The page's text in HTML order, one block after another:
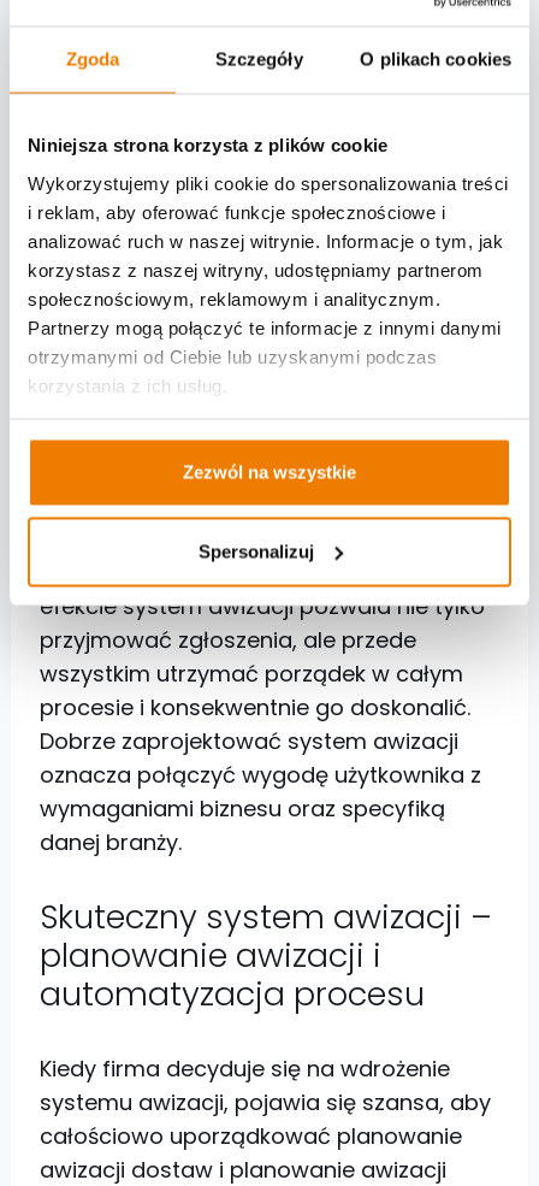
Zgoda Szczegóły O plikach cookies
Niniejsza strona korzysta z plików cookie
Wykorzystujemy pliki cookie do spersonalizowania treści
i reklam, aby oferować funkcje społecznościowe i
analizować ruch w naszej witrynie. Informacje o tym, jak
korzystasz z naszej witryny, udostępniamy partnerom
społecznościowym, reklamowym i analitycznym.
Partnerzy mogą połączyć te informacje z innymi danymi
otrzymanymi od Ciebie lub uzyskanymi podczas
korzystania z ich usług.
Zezwól na wszystkie
Spersonalizuj
W obszarze transportu niezwykle ważny
powiązany z nim program awizacji
transportu, a także specjalistyczny system
awizowania pojazdów. To właśnie tam
przewoźnicy zgłaszają planowane
przyjazdy, a system automatycznie
weryfikuje dostępność ramp i sugeruje
możliwe okna czasowe.
Dobrze dobrane narzędzie, takie jak
rozwiązania Logintegra, oferuje
rozbudowaną funkcjonalność
umożliwiającą awizację: od rejestracji,
przez akceptację, aż po raportowanie. W
efekcie system awizacji pozwala nie tylko
przyjmować zgłoszenia, ale przede
wszystkim utrzymać porządek w całym
procesie i konsekwentnie go doskonalić.
Dobrze zaprojektować system awizacji
oznacza połączyć wygodę użytkownika z
wymaganiami biznesu oraz specyfiką
danej branży.
Skuteczny system awizacji –
planowanie awizacji i
automatyzacja procesu
Kiedy firma decyduje się na wdrożenie
systemu awizacji, pojawia się szansa, aby
całościowo uporządkować planowanie
awizacji dostaw i planowanie awizacji